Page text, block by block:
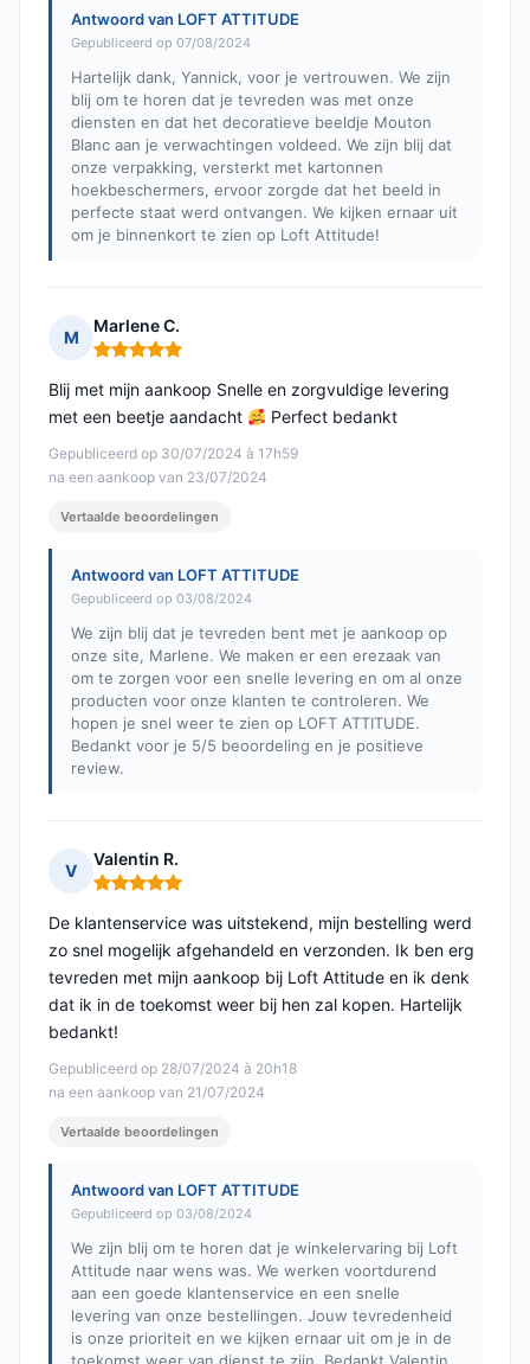
Antwoord van LOFT ATTITUDE
Gepubliceerd op 07/08/2024
Hartelijk dank, Yannick, voor je vertrouwen. We zijn
blij om te horen dat je tevreden was met onze
diensten en dat het decoratieve beeldje Mouton
Blanc aan je verwachtingen voldeed. We zijn blij dat
onze verpakking, versterkt met kartonnen
hoekbeschermers, ervoor zorgde dat het beeld in
perfecte staat werd ontvangen. We kijken ernaar uit
om je binnenkort te zien op Loft Attitude!
M
Marlene C.
Opmerking: 5 van 5
Gepubliceerd op 30/07/2024 à 17h59
na een aankoop van 23/07/2024
Blij met mijn aankoop Snelle en zorgvuldige levering
met een beetje aandacht
Perfect bedankt
Vertaalde beoordelingen
Antwoord van LOFT ATTITUDE
Gepubliceerd op 03/08/2024
We zijn blij dat je tevreden bent met je aankoop op
onze site, Marlene. We maken er een erezaak van
om te zorgen voor een snelle levering en om al onze
producten voor onze klanten te controleren. We
hopen je snel weer te zien op LOFT ATTITUDE.
Bedankt voor je 5/5 beoordeling en je positieve
review.
V
Valentin R.
Opmerking: 5 van 5
Gepubliceerd op 28/07/2024 à 20h18
na een aankoop van 21/07/2024
De klantenservice was uitstekend, mijn bestelling werd
zo snel mogelijk afgehandeld en verzonden. Ik ben erg
tevreden met mijn aankoop bij Loft Attitude en ik denk
dat ik in de toekomst weer bij hen zal kopen. Hartelijk
bedankt!
Vertaalde beoordelingen
Antwoord van LOFT ATTITUDE
Gepubliceerd op 03/08/2024
We zijn blij om te horen dat je winkelervaring bij Loft
Attitude naar wens was. We werken voortdurend
aan een goede klantenservice en een snelle
levering van onze bestellingen. Jouw tevredenheid
is onze prioriteit en we kijken ernaar uit om je in de